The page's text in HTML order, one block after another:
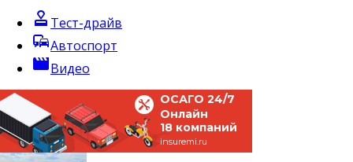
approval Тест-драйв
commuteАвтоспорт
movieВидео
ОСАГО 24/7
Онлайн
18 компаний
insuremi.ru